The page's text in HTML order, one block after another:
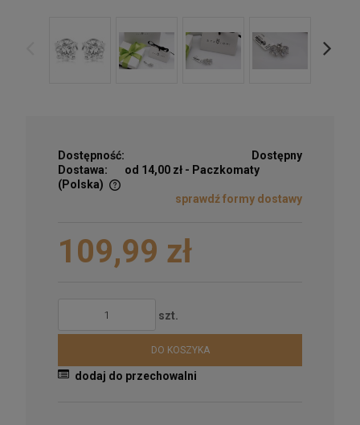
Dostępność:
Dostępny
Dostawa:
od 14,00 zł - Paczkomaty
(Polska)
Cena nie zawiera ewentualnych kosztów płatności
sprawdź formy dostawy
109,99 zł
szt.
DO KOSZYKA
dodaj do przechowalni